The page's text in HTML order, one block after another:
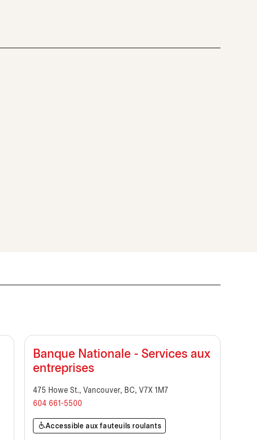
Banque Nationale - Services aux
entreprises
475 Howe St., Vancouver, BC, V7X 1M7
604 661-5500
Accessible aux fauteuils roulants